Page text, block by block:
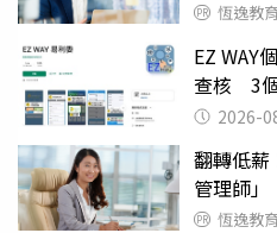
恆逸教
EZ WAY
查核 3
2026-
翻轉低薪
管理師」
恆逸教